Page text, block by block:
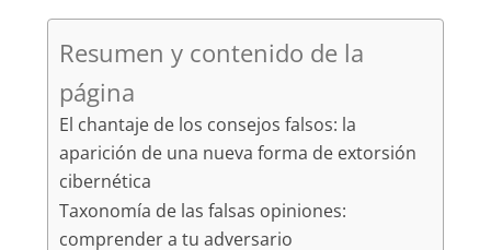
Resumen y contenido de la
página
El chantaje de los consejos falsos: la
aparición de una nueva forma de extorsión
cibernética
Taxonomía de las falsas opiniones:
comprender a tu adversario